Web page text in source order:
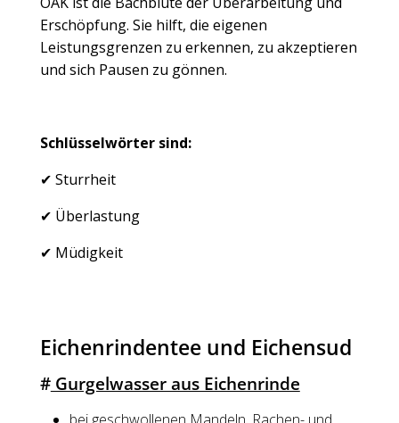
Erschöpfung. Sie hilft, die eigenen
Leistungsgrenzen zu erkennen, zu akzeptieren
und sich Pausen zu gönnen.
Schlüsselwörter sind:
✔ Sturrheit
✔ Überlastung
✔ Müdigkeit
Eichenrindentee und Eichensud
#Gurgelwasser aus Eichenrinde